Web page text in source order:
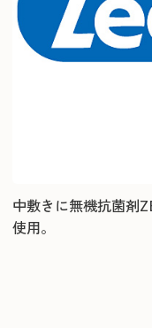
中敷きに無機抗菌剤
使用。